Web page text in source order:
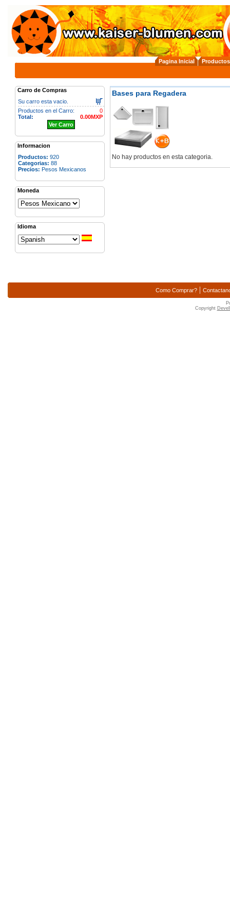
Pagina Inicial Productos
Carro de Compras
Su carro esta vacio.
0
Productos en el Carro:
0.00MXP
Total:
Ver Carro
Informacion
Productos: 920
Categorias: 88
Precios: Pesos Mexicanos
Moneda
Idioma
Bases para Regadera
No hay productos en esta categoria.
Como Comprar? |
Copyright